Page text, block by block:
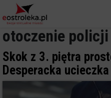
otoczenie policji
Skok z 3. piętra
Desperacka